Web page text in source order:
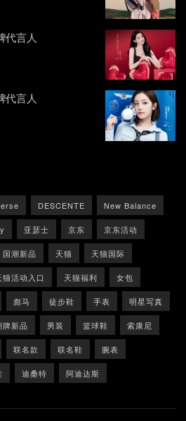
代言人
代言人
DESCENTE New Balance
亚瑟士 京东 京东活动
国潮新品 天猫 天猫国际
猫活动入口 天猫福利 女包
彪马 徒步鞋 手表 明星写真
牌新品 男装 篮球鞋 索康尼
联名款 联名鞋 腕表
迪桑特 阿迪达斯